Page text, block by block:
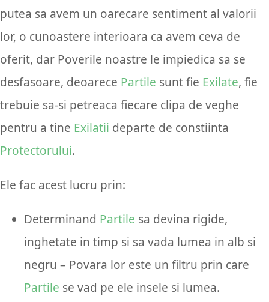
putea sa avem un oarecare sentiment al valorii
lor, o cunoastere interioara ca avem ceva de
oferit, dar Poverile noastre le impiedica sa se
desfasoare, deoarece Partile sunt fie Exilate, fie
trebuie sa-si petreaca fiecare clipa de veghe
pentru a tine Exilatii departe de constiinta
Protectorului.
Ele fac acest lucru prin:
Determinand Partile sa devina rigide,
inghetate in timp si sa vada lumea in alb si
negru – Povara lor este un filtru prin care
Partile se vad pe ele insele si lumea.